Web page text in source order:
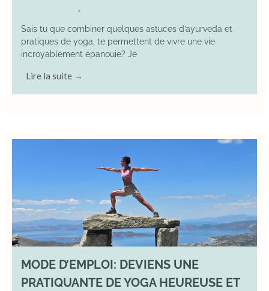
•
Sais tu que combiner quelques astuces d’ayurveda et
pratiques de yoga, te permettent de vivre une vie
incroyablement épanouie? Je
Lire la suite →
MODE D’EMPLOI: DEVIENS UNE
PRATIQUANTE DE YOGA HEUREUSE ET